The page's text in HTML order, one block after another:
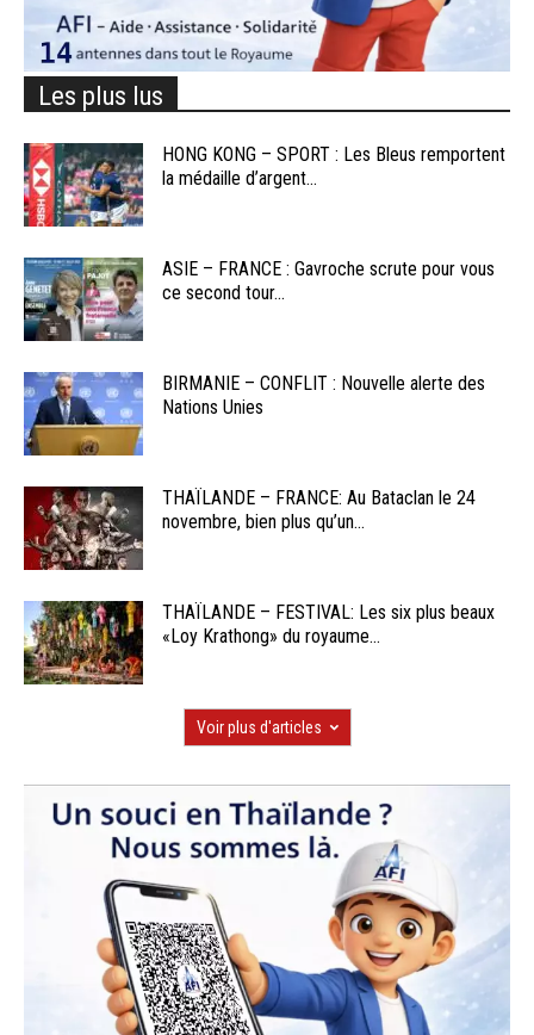
Les plus lus
HONG KONG – SPORT : Les Bleus remportent
la médaille d’argent...
ASIE – FRANCE : Gavroche scrute pour vous
ce second tour...
BIRMANIE – CONFLIT : Nouvelle alerte des
Nations Unies
THAÏLANDE – FRANCE: Au Bataclan le 24
novembre, bien plus qu’un...
THAÏLANDE – FESTIVAL: Les six plus beaux
«Loy Krathong» du royaume...
Voir plus d'articles